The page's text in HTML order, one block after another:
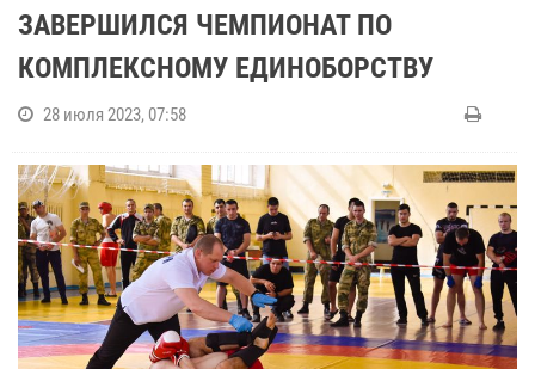
ЗАВЕРШИЛСЯ ЧЕМПИОНАТ ПО
КОМПЛЕКСНОМУ ЕДИНОБОРСТВУ
28 июля 2023, 07:58